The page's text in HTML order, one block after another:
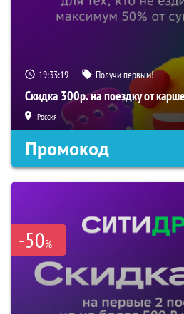
19:33:18 Получи первым!
Скидка 300р. на поездку от
Россия
Промокод
-50%